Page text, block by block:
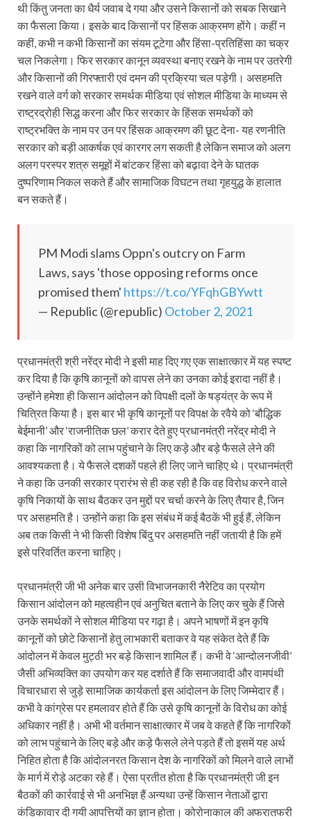
थी किंतु जनता का धैर्य जवाब दे गया और उसने किसानों को सबक सिखाने
का फैसला किया। इसके बाद किसानों पर हिंसक आक्रमण होंगे। कहीं न
कहीं, कभी न कभी किसानों का संयम टूटेगा और हिंसा-प्रतिहिंसा का चक्र
चल निकलेगा। फिर सरकार कानून व्यवस्था बनाए रखने के नाम पर उतरेगी
और किसानों की गिरफ्तारी एवं दमन की प्रक्रिया चल पड़ेगी। असहमति
रखने वाले वर्ग को सरकार समर्थक मीडिया एवं सोशल मीडिया के माध्यम से
राष्ट्रद्रोही सिद्ध करना और फिर सरकार के हिंसक समर्थकों को
राष्ट्रभक्ति के नाम पर उन पर हिंसक आक्रमण की छूट देना- यह रणनीति
सरकार को बड़ी आकर्षक एवं कारगर लग सकती है लेकिन समाज को अलग
अलग परस्पर शत्रु समूहों में बांटकर हिंसा को बढ़ावा देने के घातक
दुष्परिणाम निकल सकते हैं और सामाजिक विघटन तथा गृहयुद्ध के हालात
बन सकते हैं।
PM Modi slams Oppn's outcry on Farm
Laws, says 'those opposing reforms once
promised them' https://t.co/YFqhGBYwtt
— Republic (@republic) October 2, 2021
प्रधानमंत्री श्री नरेंद्र मोदी ने इसी माह दिए गए एक साक्षात्कार में यह स्पष्ट
कर दिया है कि कृषि कानूनों को वापस लेने का उनका कोई इरादा नहीं है।
उन्होंने हमेशा ही किसान आंदोलन को विपक्षी दलों के षड्यंत्र के रूप में
चित्रित किया है। इस बार भी कृषि कानूनों पर विपक्ष के रवैये को ‘बौद्धिक
बेईमानी’ और ‘राजनीतिक छल’ करार देते हुए प्रधानमंत्री नरेंद्र मोदी ने
कहा कि नागरिकों को लाभ पहुंचाने के लिए कड़े और बड़े फैसले लेने की
आवश्यकता है। ये फैसले दशकों पहले ही लिए जाने चाहिए थे। प्रधानमंत्री
ने कहा कि उनकी सरकार प्रारंभ से ही कह रही है कि वह विरोध करने वाले
कृषि निकायों के साथ बैठकर उन मुद्दों पर चर्चा करने के लिए तैयार है, जिन
पर असहमति है। उन्होंने कहा कि इस संबंध में कई बैठकें भी हुई हैं, लेकिन
अब तक किसी ने भी किसी विशेष बिंदु पर असहमति नहीं जतायी है कि हमें
इसे परिवर्तित करना चाहिए।
प्रधानमंत्री जी भी अनेक बार उसी विभाजनकारी नैरेटिव का प्रयोग
किसान आंदोलन को महत्वहीन एवं अनुचित बताने के लिए कर चुके हैं जिसे
उनके समर्थकों ने सोशल मीडिया पर गढ़ा है। अपने भाषणों में इन कृषि
कानूनों को छोटे किसानों हेतु लाभकारी बताकर वे यह संकेत देते हैं कि
आंदोलन में केवल मुट्ठी भर बड़े किसान शामिल हैं। कभी वे ‘आन्दोलनजीवी’
जैसी अभिव्यक्ति का उपयोग कर यह दर्शाते हैं कि समाजवादी और वामपंथी
विचारधारा से जुड़े सामाजिक कार्यकर्ता इस आंदोलन के लिए जिम्मेदार हैं।
कभी वे कांग्रेस पर हमलावर होते हैं कि उसे कृषि कानूनों के विरोध का कोई
अधिकार नहीं है। अभी भी वर्तमान साक्षात्कार में जब वे कहते हैं कि नागरिकों
को लाभ पहुंचाने के लिए बड़े और कड़े फैसले लेने पड़ते हैं तो इसमें यह अर्थ
निहित होता है कि आंदोलनरत किसान देश के नागरिकों को मिलने वाले लाभों
के मार्ग में रोड़े अटका रहे हैं। ऐसा प्रतीत होता है कि प्रधानमंत्री जी इन
बैठकों की कार्रवाई से भी अनभिज्ञ हैं अन्यथा उन्हें किसान नेताओं द्वारा
कंडिकावार दी गयी आपत्तियों का ज्ञान होता। कोरोनाकाल की अफरातफरी